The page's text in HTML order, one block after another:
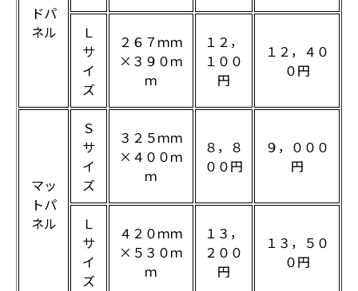
ドパ
ネル
Ｌ
サ
イ
ズ
２６７ｍｍ
×３９０ｍ
ｍ
１２，
１００
円
１２，４０
０円
マッ
トパ
ネル
Ｓ
サ
イ
ズ
３２５ｍｍ
×４００ｍ
ｍ
８，８
００円
９，０００
円
Ｌ
サ
イ
ズ
４２０ｍｍ
×５３０ｍ
ｍ
１３，
２００
円
１３，５０
０円